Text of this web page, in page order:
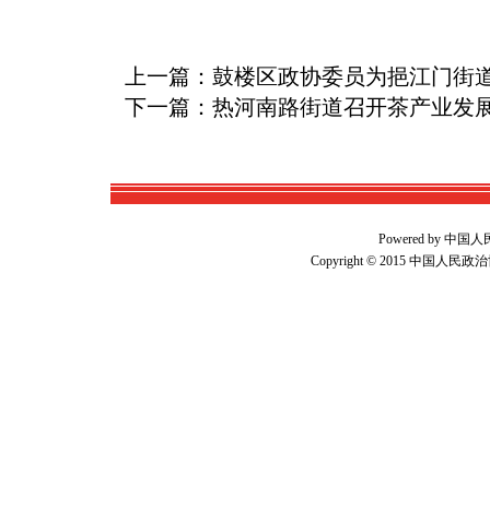
上一篇：鼓楼区政协委员为挹江门
下一篇：热河南路街道召开茶产业发
Powered by 中国
Copyright © 2015 中国人民政